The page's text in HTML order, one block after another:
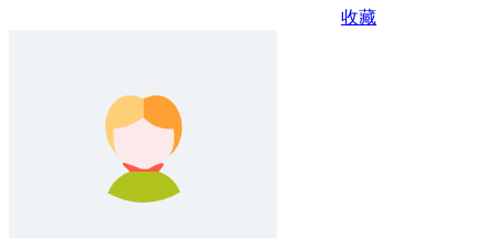
收藏